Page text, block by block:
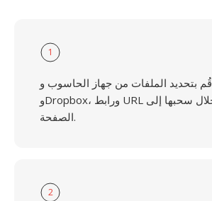
1
قُم بتحديد الملفات من جهاز الحاسوب وGoogle Drive
وDropbox، ورابط URL أو من خلال سحبها إلى
الصفحة.
2